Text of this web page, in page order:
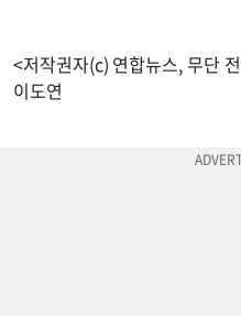
<저작권자(c) 연합뉴스, 무단
이도연